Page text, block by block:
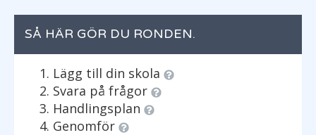
SÅ HÄR GÖR DU RONDEN.
Lägg till din skola
Svara på frågor
Handlingsplan
Genomför